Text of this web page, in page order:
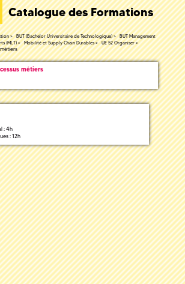
Catalogue des Formations
BUT (Bachelor Universitaire de Technologique)
BUT Management
(MLT)
Mobilité et Supply Chain Durables UE 52 Organiser
métiers
: 4h
: 12h